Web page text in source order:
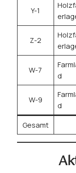
Y-1
Z-2
W-7
d
W-9
d
Gesamt